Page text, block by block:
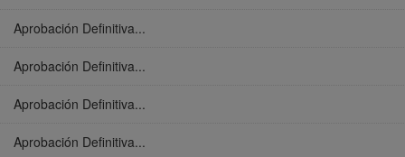
Aprobación Definitiva...
Aprobación Definitiva...
Aprobación Definitiva...
Aprobación Definitiva...